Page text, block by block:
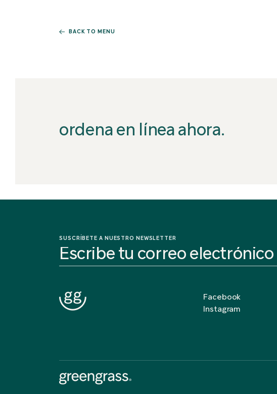
BACK TO MENU
ordena en línea ahora.
SUSCRÍBETE A NUESTRO NEWSLETTER
Facebook
Instagram